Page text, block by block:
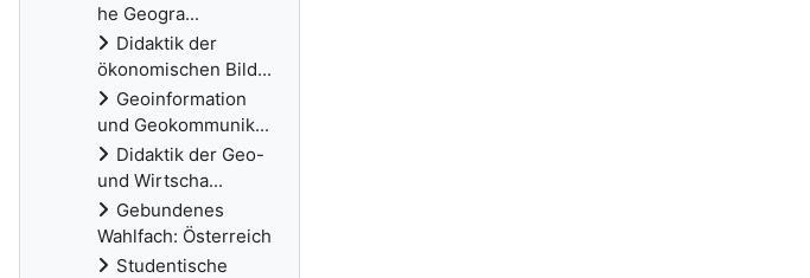
he Geogra...
Didaktik der
ökonomischen Bild...
Geoinformation
und Geokommunik...
Didaktik der Geo-
und Wirtscha...
Gebundenes
Wahlfach: Österreich
Studentische